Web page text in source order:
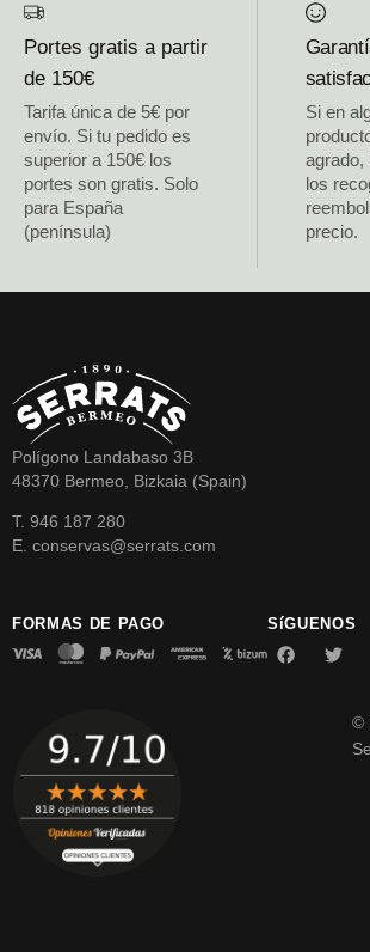
Portes gratis a partir
de 150€
Tarifa única de 5€ por
envío. Si tu pedido es
superior a 150€ los
portes son gratis. Solo
para España
(península)
Si en
agrado,
los
precio.
Polígono Landabaso 3B
48370 Bermeo, Bizkaia (Spain)
T. 946 187 280
E. conservas@serrats.com
FORMAS DE PAGO SíGUENOS
©